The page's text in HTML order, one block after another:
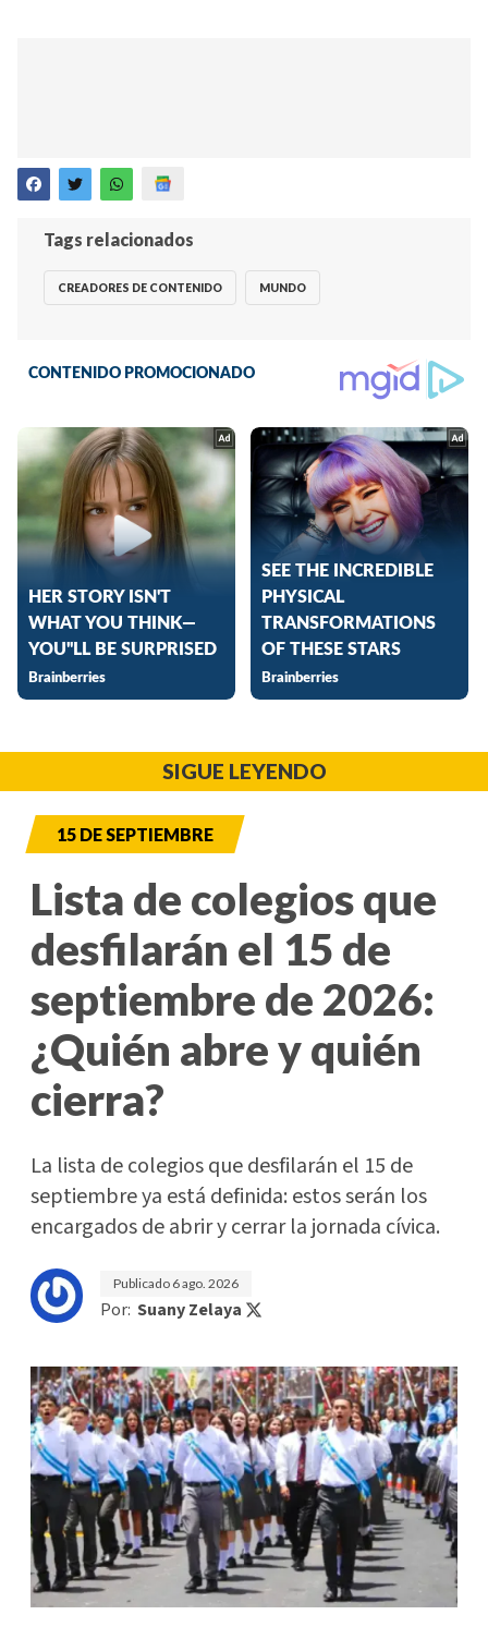
Tags relacionados
CREADORES DE CONTENIDO MUNDO
SIGUE LEYENDO
15 DE SEPTIEMBRE
Lista de colegios que
desfilarán el 15 de
septiembre de 2026:
¿Quién abre y quién
cierra?
La lista de colegios que desfilarán el 15 de
septiembre ya está definida: estos serán los
encargados de abrir y cerrar la jornada cívica.
Publicado 6 ago. 2026
Por: Suany Zelaya